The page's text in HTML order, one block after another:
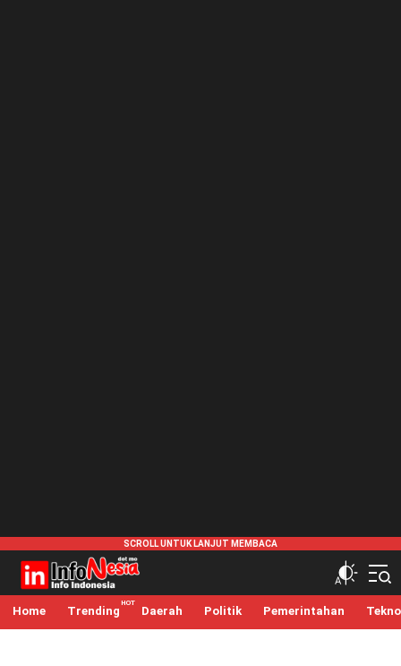
infonesia.me
Info Indonesia
Home Trending Daerah Politik Pemerintahan Tekno